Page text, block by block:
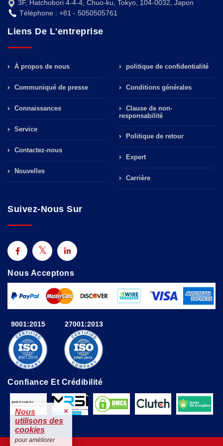
3F, Hatchobori 4-4-4, Chuo-ku, Tokyo, 104-0032, Japon
Téléphone : +81 - 5050505761
Liens De L'entreprise
À propos de nous
Communiqué de presse
Connaissances
Service
Contactez-nous
Nouvelles
politique de confidentialité
Conditions générales
Clause de non-
responsabilité
Politique de retour
Expert
Carrière
Suivez-Nous Sur
Nous Acceptons
9001:2015 27001:2013
Confiance Et Crédibilité
Nous
utilisons des
cookies
×
pour améliorer